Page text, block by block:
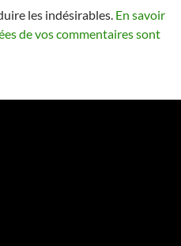
les indésirables. En savoir
de vos commentaires sont